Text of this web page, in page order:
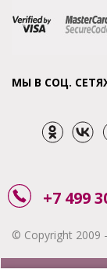
МЫ В СОЦ.
+7 499
© Copyright 2009